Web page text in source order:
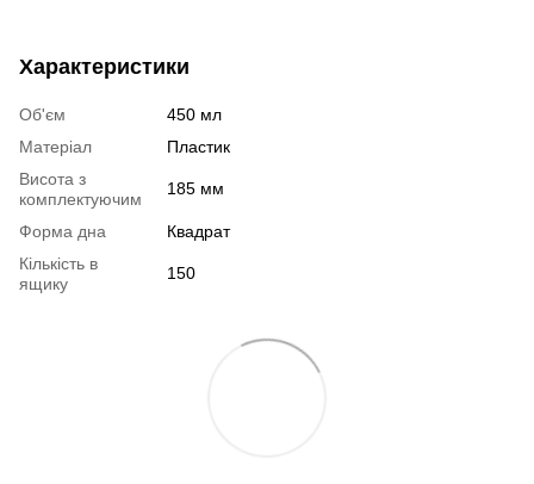
Характеристики
Об'єм
450 мл
Матеріал
Пластик
Висота з
комплектуючим
185 мм
Форма дна
Квадрат
Кількість в
ящику
150